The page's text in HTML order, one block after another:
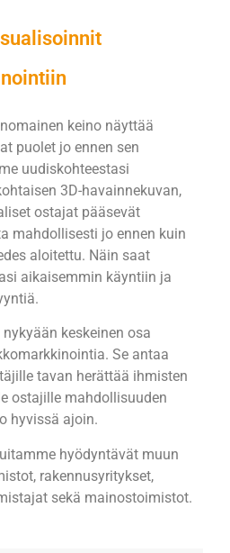
keino näyttää
puolet jo ennen sen
uudiskohteestasi
3D-havainnekuvan,
ostajat pääsevät
mahdollisesti jo ennen kuin
aloitettu. Näin saat
aikaisemmin käyntiin ja
keskeinen osa
Se antaa
tavan herättää ihmisten
ostajille mahdollisuuden
hyvissä ajoin.
hyödyntävät muun
rakennusyritykset,
sekä mainostoimistot.